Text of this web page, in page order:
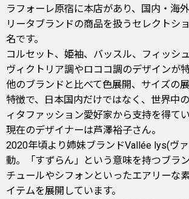
ラフォーレ原宿に本店があり、国内・海
リータブランドの商品を扱うセレクトシ
名です。
コルセット、姫袖、バッスル、フィッシ
ヴィクトリア調やロココ調のデザインが
他のブランドと比べて色展開、サイズの
特徴で、日本国内だけではなく、世界中
ィタファッション愛好家から支持を得てい
現在のデザイナーは芦澤裕子さん。
2020年頃より姉妹ブランドVallée lys(ヴ
動。「すずらん」という意味を持つブラ
チュールやシフォンといったエアリーな
イテムを展開しています。